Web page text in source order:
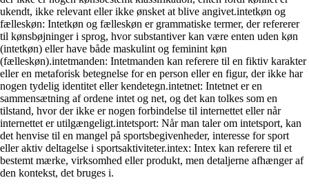
ukendt, ikke relevant eller ikke ønsket at blive angivet.intetkøn og
fælleskøn: Intetkøn og fælleskøn er grammatiske termer, der refererer
til kønsbøjninger i sprog, hvor substantiver kan være enten uden køn
(intetkøn) eller have både maskulint og feminint køn
(fælleskøn).intetmanden: Intetmanden kan referere til en fiktiv karakter
eller en metaforisk betegnelse for en person eller en figur, der ikke har
nogen tydelig identitet eller kendetegn.intetnet: Intetnet er en
sammensætning af ordene intet og net, og det kan tolkes som en
tilstand, hvor der ikke er nogen forbindelse til internettet eller når
internettet er utilgængeligt.intetsport: Når man taler om intetsport, kan
det henvise til en mangel på sportsbegivenheder, interesse for sport
eller aktiv deltagelse i sportsaktiviteter.intex: Intex kan referere til et
bestemt mærke, virksomhed eller produkt, men detaljerne afhænger af
den kontekst, det bruges i.